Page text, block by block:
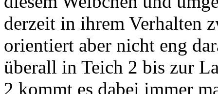
derzeit in ihrem Verhalten
orientiert aber nicht eng
überall in Teich 2 bis zur
2 kommt es dabei immer